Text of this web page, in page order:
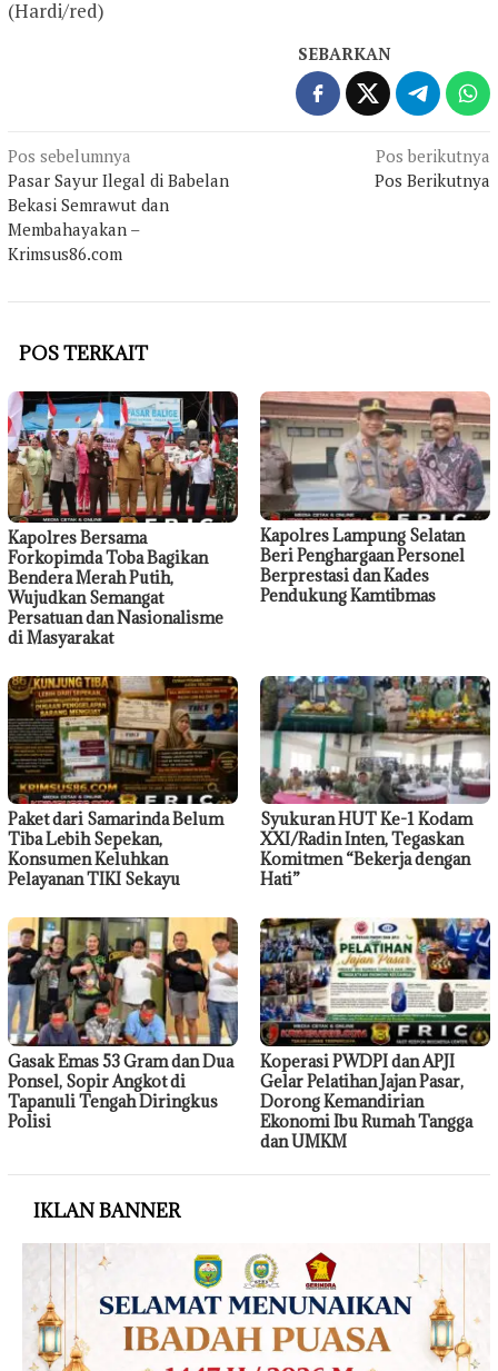
(Hardi/red)
SEBARKAN
Navigasi
pos
Pos sebelumnya
Pasar Sayur Ilegal di Babelan
Bekasi Semrawut dan
Membahayakan –
Krimsus86.com
Pos berikutnya
Pos Berikutnya
POS TERKAIT
Kapolres Bersama
Forkopimda Toba Bagikan
Bendera Merah Putih,
Wujudkan Semangat
Persatuan dan Nasionalisme
di Masyarakat
Kapolres Lampung Selatan
Beri Penghargaan Personel
Berprestasi dan Kades
Pendukung Kamtibmas
Paket dari Samarinda Belum
Tiba Lebih Sepekan,
Konsumen Keluhkan
Pelayanan TIKI Sekayu
Syukuran HUT Ke-1 Kodam
XXI/Radin Inten, Tegaskan
Komitmen “Bekerja dengan
Hati”
Gasak Emas 53 Gram dan Dua
Ponsel, Sopir Angkot di
Tapanuli Tengah Diringkus
Polisi
Koperasi PWDPI dan APJI
Gelar Pelatihan Jajan Pasar,
Dorong Kemandirian
Ekonomi Ibu Rumah Tangga
dan UMKM
IKLAN BANNER